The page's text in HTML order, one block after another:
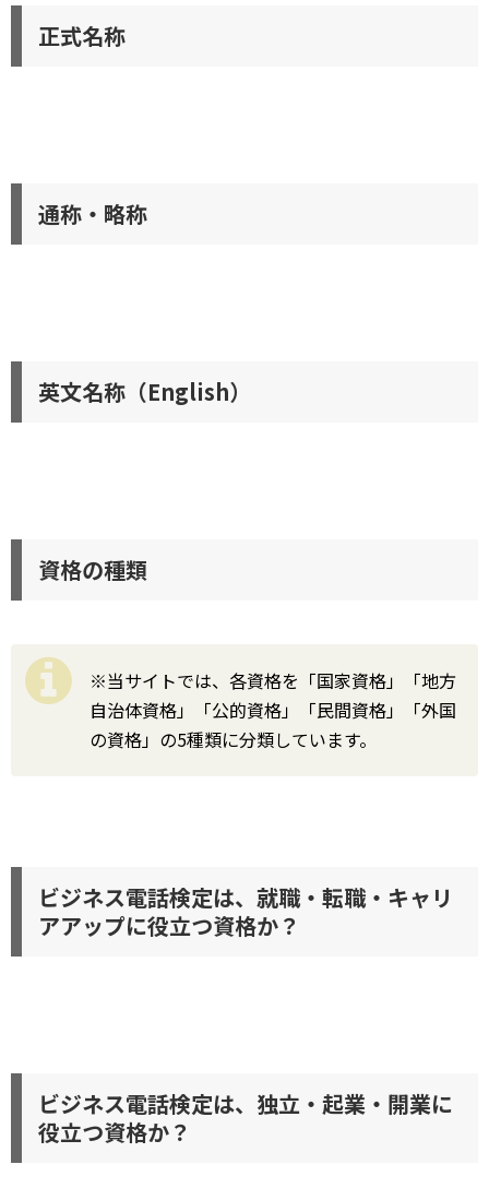
正式名称
通称・略称
英文名称（English）
資格の種類
※当サイトでは、各資格を「国家資格」「地方
自治体資格」「公的資格」「民間資格」「外国
の資格」の5種類に分類しています。
ビジネス電話検定は、就職・転職・キャリ
アアップに役立つ資格か？
ビジネス電話検定は、独立・起業・開業に
役立つ資格か？